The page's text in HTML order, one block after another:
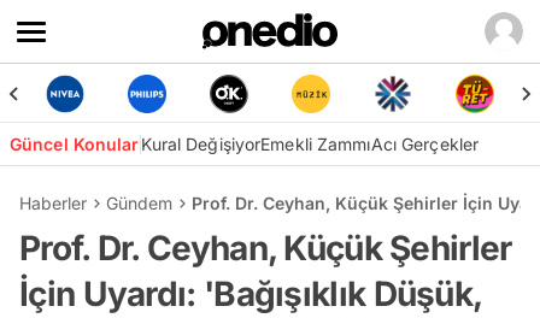
Güncel KonularKural DeğişiyorEmekli ZammıAcı Gerçekler
Haberler Gündem Prof. Dr. Ceyhan, Küçük Şehirler İçin
Prof. Dr. Ceyhan, Küçük Şehirler
İçin Uyardı: 'Bağışıklık Düşük,